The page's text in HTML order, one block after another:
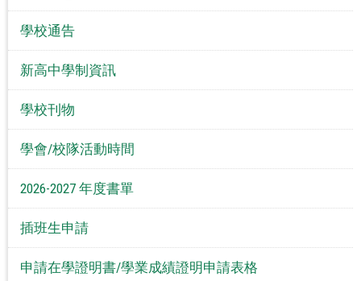
學校通告
新高中學制資訊
學校刊物
學會/校隊活動時間
2026-2027 年度書單
插班生申請
申請在學證明書/學業成績證明申請表格